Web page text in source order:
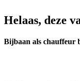
Helaas, deze
Bijbaan als chauffeur